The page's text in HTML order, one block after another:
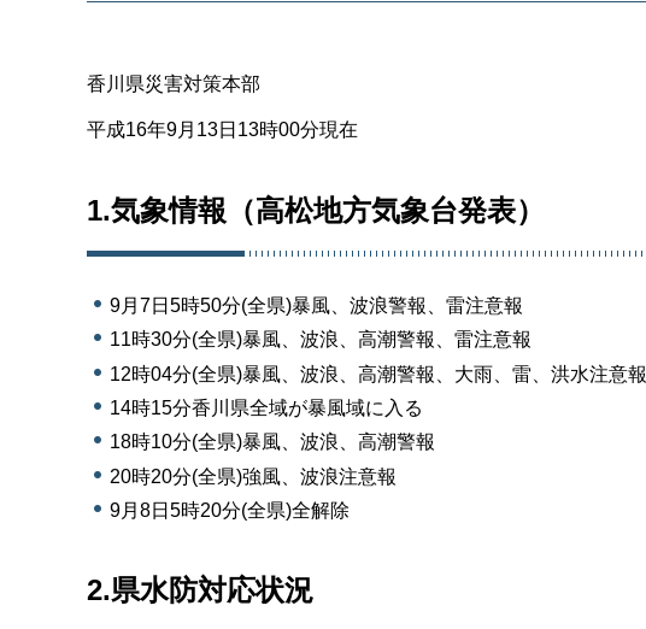
香川県災害対策本部
平成16年9月13日13時00分現在
1.気象情報（高松地方気象台発表）
9月7日5時50分(全県)暴風、波浪警報、雷注意報
11時30分(全県)暴風、波浪、高潮警報、雷注意報
12時04分(全県)暴風、波浪、高潮警報、大雨、雷、洪水注意報
14時15分香川県全域が暴風域に入る
18時10分(全県)暴風、波浪、高潮警報
20時20分(全県)強風、波浪注意報
9月8日5時20分(全県)全解除
2.県水防対応状況